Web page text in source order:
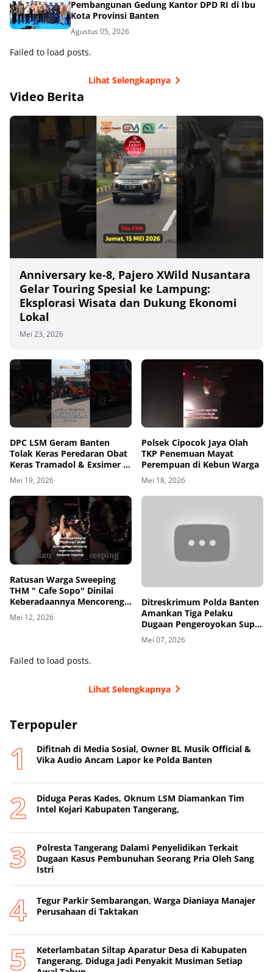
Pembangunan Gedung Kantor DPD RI di Ibu
Kota Provinsi Banten
Agustus 05, 2026
Failed to load posts.
Lihat Selengkapnya
Video Berita
Anniversary ke‑8, Pajero XWild Nusantara
Gelar Touring Spesial ke Lampung:
Eksplorasi Wisata dan Dukung Ekonomi
Lokal
Mei 23, 2026
DPC LSM Geram Banten
Tolak Keras Peredaran Obat
Keras Tramadol & Exsimer di
Tangerang
Mei 19, 2026
Polsek Cipocok Jaya Olah
TKP Penemuan Mayat
Perempuan di Kebun Warga
Mei 18, 2026
Ratusan Warga Sweeping
THM " Cafe Sopo" Dinilai
Keberadaannya Mencoreng
Wajah Pemerintah
Kabupaten Tangerang
Mei 12, 2026
Ditreskrimum Polda Banten
Amankan Tiga Pelaku
Dugaan Pengeroyokan Supir
di Toll
Mei 07, 2026
Failed to load posts.
Lihat Selengkapnya
Terpopuler
Difitnah di Media Sosial, Owner BL Musik Official &
Vika Audio Ancam Lapor ke Polda Banten
Diduga Peras Kades, Oknum LSM Diamankan Tim
Intel Kejari Kabupaten Tangerang,
Polresta Tangerang Dalami Penyelidikan Terkait
Dugaan Kasus Pembunuhan Seorang Pria Oleh Sang
Istri
Tegur Parkir Sembarangan, Warga Dianiaya Manajer
Perusahaan di Taktakan
Keterlambatan Siltap Aparatur Desa di Kabupaten
Tangerang, Diduga Jadi Penyakit Musiman Setiap